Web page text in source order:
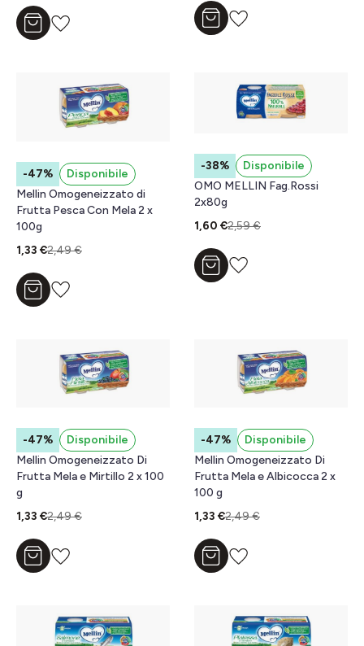
Aggiungi al carrello Aggiungi al carrello
-47%
Disponibile
Mellin Omogeneizzato di
Frutta Pesca Con Mela 2 x
100g
1,33 €2,49 €
Aggiungi al carrello
-38%
Disponibile
OMO MELLIN Fag.Rossi
2x80g
1,60 €2,59 €
Aggiungi al carrello
-47%
Disponibile
Mellin Omogeneizzato Di
Frutta Mela e Mirtillo 2 x 100
g
1,33 €2,49 €
Aggiungi al carrello
-47%
Disponibile
Mellin Omogeneizzato Di
Frutta Mela e Albicocca 2 x
100 g
1,33 €2,49 €
Aggiungi al carrello